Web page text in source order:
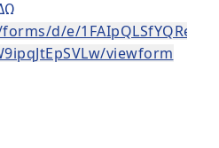
d/e/
viewform